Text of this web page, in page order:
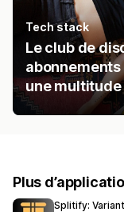
Tech stack
Le club de
une multitude
Plus
Splitify: